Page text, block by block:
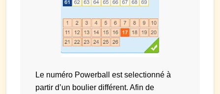
Le numéro Powerball est selectionné à
partir d’un boulier différent. Afin de